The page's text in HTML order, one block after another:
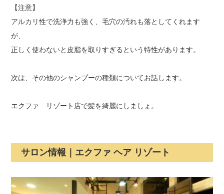
【注意】
アルカリ性で洗浄力も強く、毛穴の汚れも落としてくれます
が、
正しく使わないと皮脂を取りすぎるという特性があります。
次は、その他のシャンプーの種類についてお話します。
エクファ リゾート店で髪を綺麗にしましょ。
サロン情報｜エクファ ヘア リゾート